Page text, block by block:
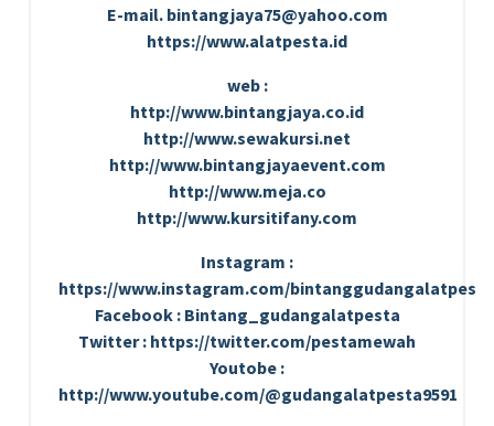
E-mail. bintangjaya75@yahoo.com
https://www.alatpesta.id
web :
http://www.bintangjaya.co.id
http://www.sewakursi.net
http://www.bintangjayaevent.com
http://www.meja.co
http://www.kursitifany.com
Instagram :
https://www.instagram.com/
Facebook : Bintang_gudangalatpesta
Twitter : https://twitter.com/pestamewah
Youtobe :
http://www.youtube.com/@gudangalatpesta9591